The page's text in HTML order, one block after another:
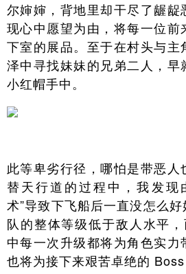
尔婶婶，背地里却干尽了龌龊
现心中愿望为由，将每一位前
下室的展品。至于在村头与主
泽中寻找妹妹的兄弟二人，早
小红帽手中。
此等卑劣行径，哪怕是带恶人
替天行道的过程中，我发现
术”导致下飞船后一直没怎么
队的整体等级低于敌人水平
中每一次升级都将为角色实力
也将为接下来艰苦卓绝的